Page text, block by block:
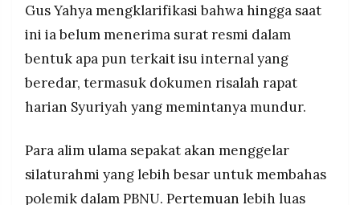
Gus Yahya mengklarifikasi bahwa hingga saat
ini ia belum menerima surat resmi dalam
bentuk apa pun terkait isu internal yang
beredar, termasuk dokumen risalah rapat
harian Syuriyah yang memintanya mundur.
Para alim ulama sepakat akan menggelar
silaturahmi yang lebih besar untuk membahas
polemik dalam PBNU. Pertemuan lebih luas